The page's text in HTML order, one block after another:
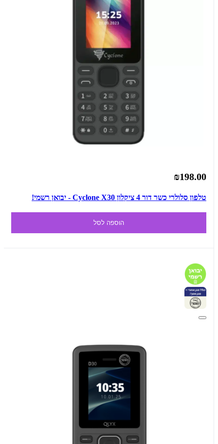
₪198.00
טלפון סלולרי כשר דור 4 ציקלון Cyclone X30 - יבואן רשמי!
הוספה לסל